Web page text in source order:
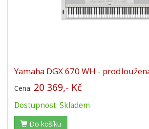
Yamaha DGX 670 WH -
Cena: 20 369,- Kč
Dostupnost: Skladem
Do košíku